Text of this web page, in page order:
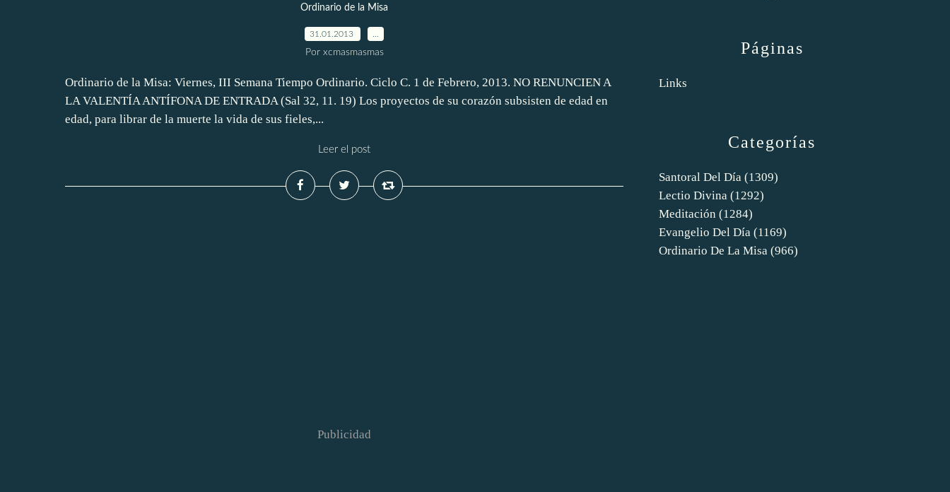
Ordinario de la Misa
31.01.2013
Por xcmasmasmas
Ordinario de la Misa: Viernes, III Semana Tiempo Ordinario. Ciclo C. 1 de Febrero, 2013. NO RENUNCIEN A
LA VALENTÍA ANTÍFONA DE ENTRADA (Sal 32, 11. 19) Los proyectos de su corazón subsisten de edad en
edad, para librar de la muerte la vida de sus fieles,...
Leer el post
Publicidad
Categorías
Santoral Del Día (1309)
Lectio Divina (1292)
Meditación (1284)
Evangelio Del Día (1169)
Ordinario De La Misa (966)
Páginas
Links